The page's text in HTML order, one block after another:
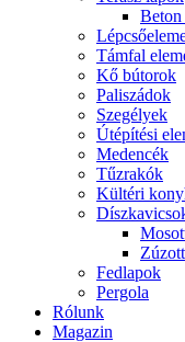
Beton
Támfal
Kő bútorok
Paliszádok
Szegélyek
Útépítési
Medencék
Tűzrakók
Kültéri
Zúzott
Fedlapok
Pergola
Rólunk
Magazin